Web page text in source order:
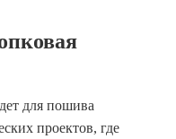
для пошива
проектов, где